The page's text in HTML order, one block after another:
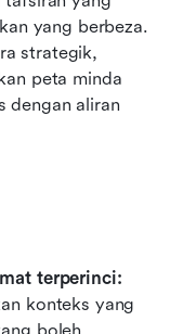
yang berbeza.
strategik,
peta minda
dengan aliran
terperinci:
konteks yang